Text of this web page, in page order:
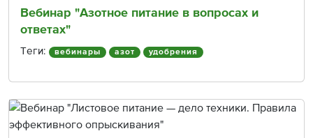
Вебинар "Азотное питание в вопросах и
ответах"
Теги: вебинары азот удобрения